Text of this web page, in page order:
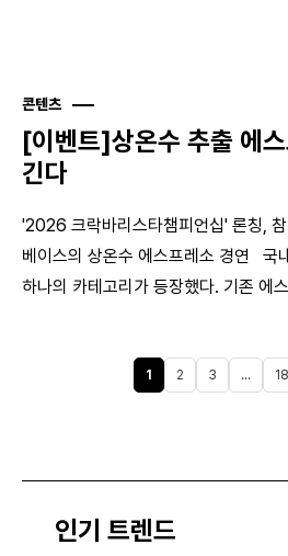
콘텐츠
[이벤트]상온수 추출 에
긴다
'2026 크락바리스타챔피언십' 론칭,
베이스의 상온수 에스프레소 경연 국
하나의 카테고리가 등장했다. 기존 에
1 2 3 … 18
인기 트렌드